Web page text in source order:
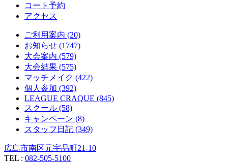
コート予約
アクセス
ご利用案内 (20)
お知らせ (1747)
大会案内 (579)
大会結果 (575)
マッチメイク (422)
個人参加 (392)
LEAGUE CRAQUE (845)
スクール (58)
キャンペーン (8)
スタッフ日記 (349)
広島市南区元宇品町21-10
TEL : 082-505-5100